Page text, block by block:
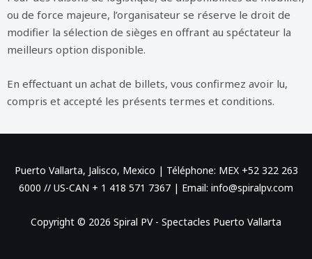
ou de force majeure, l’organisateur se réserve le droit de
modifier la sélection de sièges en offrant au spéctateur la
meilleurs option disponible.
En effectuant un achat de billets, vous confirmez avoir lu,
compris et accepté les présents termes et conditions.
Puerto Vallarta, Jalisco, Mexico | Téléphone: MEX +52 322 263
6000 // US-CAN + 1 418 571 7367 | Email: info@spiralpv.com
Copyright © 2026 Spiral PV - Spectacles Puerto Vallarta